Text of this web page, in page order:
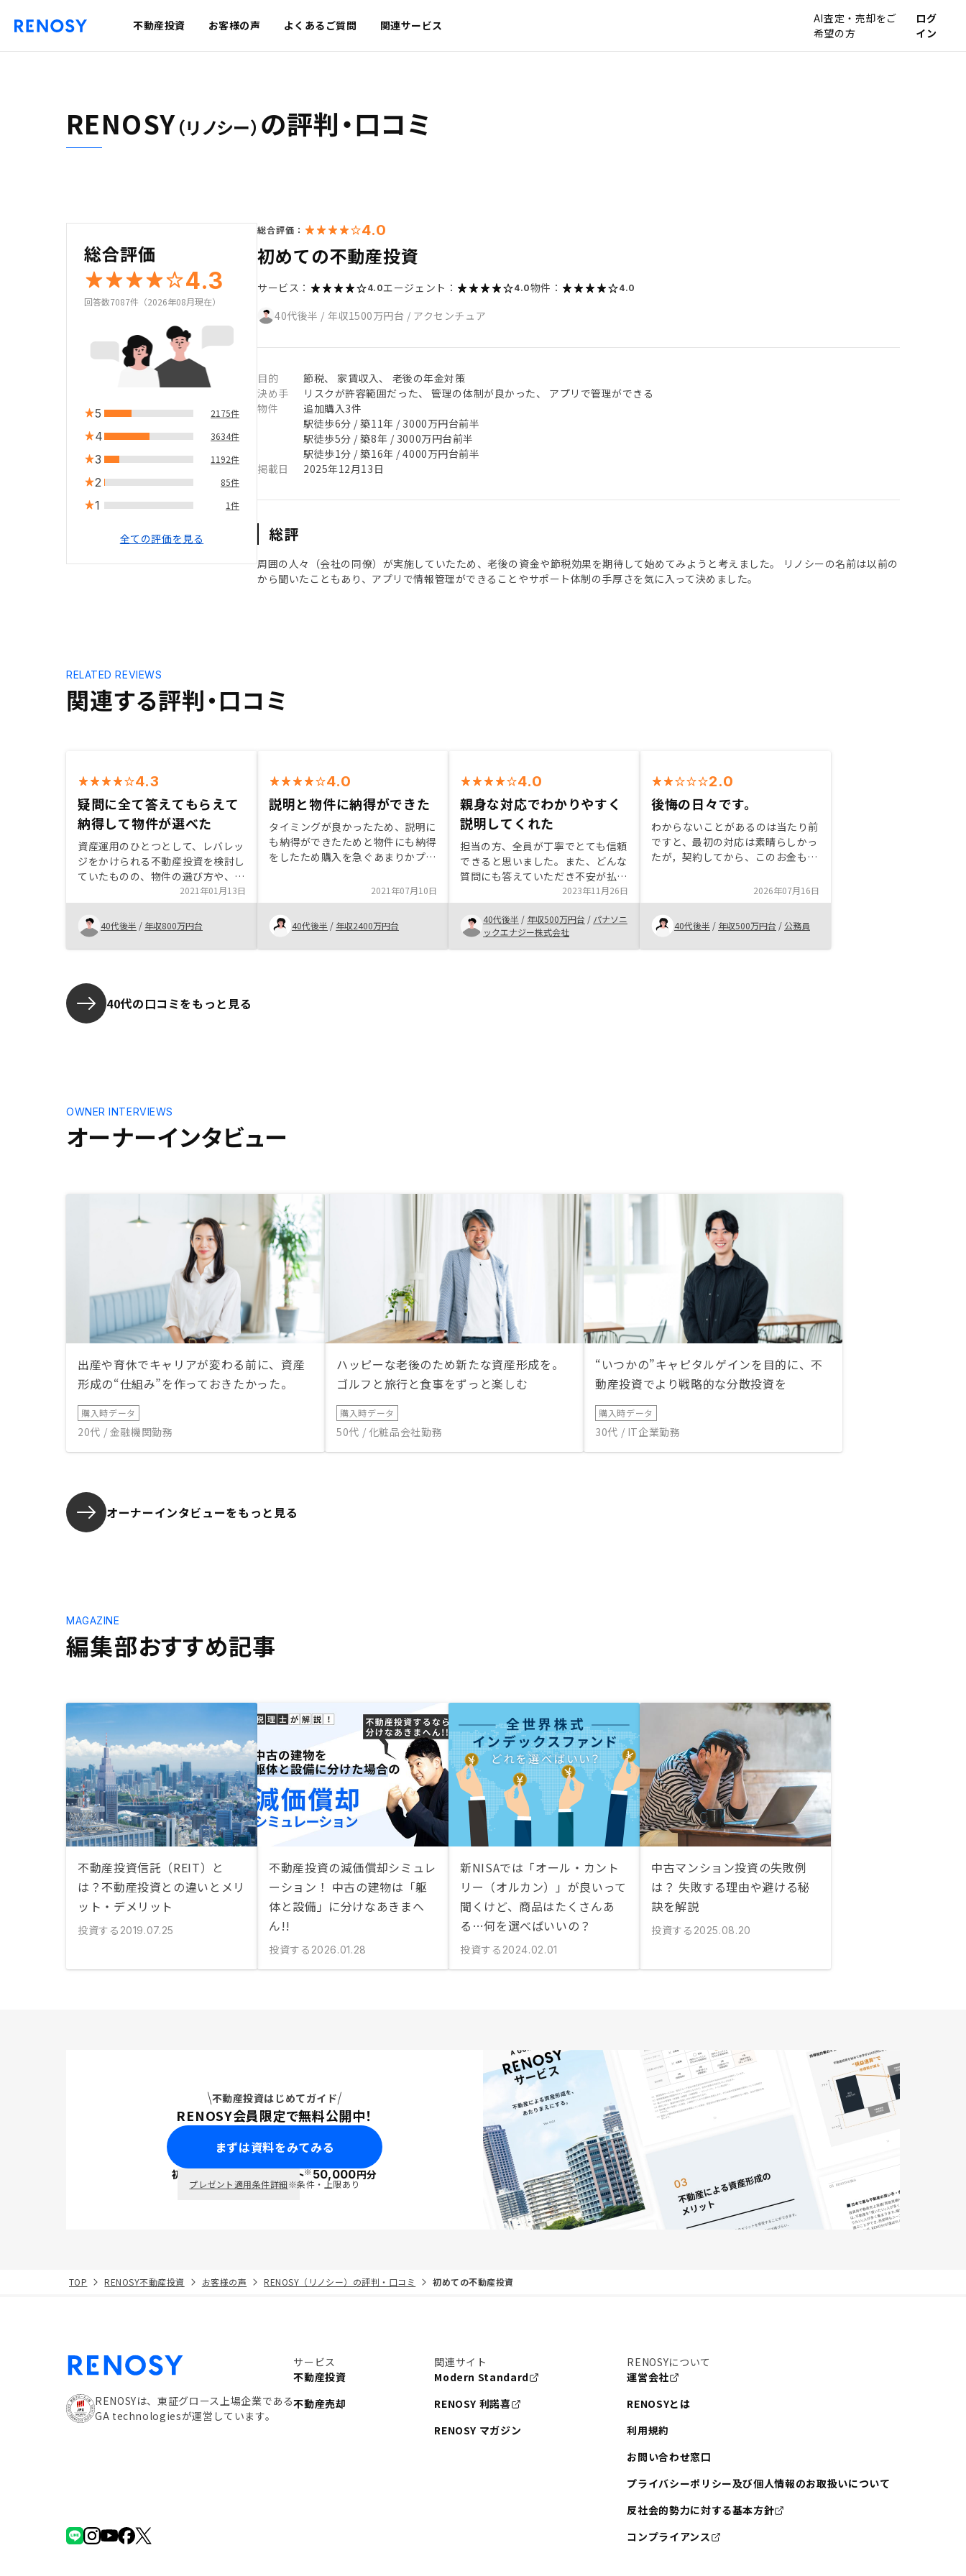
不動産投資 お客様の声 よくあるご質問 関連サービス
AI査定・売却をご
希望の方
ログ
イン
RENOSY（リノシー） の評判・口コミ
総合評価
4.3
回答数7087件（2026年08月現在）
5 2175件
4 3634件
3 1192件
2 85件
1 1件
全ての評価を見る
総合評価： 4.0
初めての不動産投資
サービス： 4.0エージェント： 4.0物件： 4.0
40代後半 / 年収1500万円台 / アクセンチュア
目的
節税、 家賃収入、 老後の年金対策
決め手
リスクが許容範囲だった、 管理の体制が良かった、 アプリで管理ができる
物件
追加購入3件
駅徒歩6分 / 築11年 / 3000万円台前半
駅徒歩5分 / 築8年 / 3000万円台前半
駅徒歩1分 / 築16年 / 4000万円台前半
掲載日
2025年12月13日
総評
周囲の人々（会社の同僚）が実施していたため、老後の資金や節税効果を期待して始めてみようと考えました。 リノシーの名前は以前の
から聞いたこともあり、アプリで情報管理ができることやサポート体制の手厚さを気に入って決めました。
関連する評判・口コミ
RELATED REVIEWS
4.3
疑問に全て答えてもらえて
納得して物件が選べた
資産運用のひとつとして、レバレッ
ジをかけられる不動産投資を検討し
ていたものの、物件の選び方や、管
理、運用に不安があったが、担当の
方が疑問については全て答えて頂い
て、納得行く物件を選ぶことができ
た。 アプリで情報が見れるのも魅
力を感じてます。 投資としての結
のところ満足してます。アプリに購
入した物件情報が出るまで時間がか
かるのと、情報が出る前にアンケー
トが届いたのは少し微妙に感じた。
2021年01月13日
40代後半 / 年収800万円台
4.0
説明と物件に納得ができた
タイミングが良かったため、説明に
も納得ができたためと物件にも納得
をしたため購入を急ぐあまりかプラ
り、契約の場で何度も書き直したこ
とがあったので、思い込みで契約書
を作成せず、事前に細部まで意思確
認をしてほしいと思う。
2021年07月10日
40代後半 / 年収2400万円台
4.0
親身な対応でわかりやすく
説明してくれた
担当の方、全員が丁寧でとても信頼
できると思いました。また、どんな
質問にも答えていただき不安が払拭
できてよかったです。運用後もよい
お付き合いしていきたいと思いま
す。今回は大阪の物件を契約したの
で、次回は東京の物件を契約できれ
ばと思います。
2023年11月26日
40代後半 / 年収500万円台 / パナソニ
ックエナジー株式会社
2.0
後悔の日々です。
わからないことがあるのは当たり前
ですと、最初の対応は素晴らしかっ
たが，契約してから、このお金もこ
かった。その都度『ちゃんと説明し
ました』と言われ続けたが、メモも
していない、文書でももらっていな
い、どこにも記載されていなかっ
た。お金に関しては大切なことなの
2026年07月16日
40代後半 / 年収500万円台 / 公務員
40代の口コミをもっと見る
オーナーインタビュー
OWNER INTERVIEWS
出産や育休でキャリアが変わる前に、資産
形成の“仕組み”を作っておきたかった。
購入時データ
20代 / 金融機関勤務
ハッピーな老後のため新たな資産形成を。
ゴルフと旅行と食事をずっと楽しむ
購入時データ
50代 / 化粧品会社勤務
“いつかの”キャピタルゲインを目的に、不
動産投資でより戦略的な分散投資を
購入時データ
30代 / IT企業勤務
オーナーインタビューをもっと見る
編集部おすすめ記事
MAGAZINE
不動産投資信託（REIT）と
は？不動産投資との違いとメリ
ット・デメリット
投資する 2019.07.25
不動産投資の減価償却シミュレ
ーション！ 中古の建物は「躯
体と設備」に分けなあきまへ
ん!!
投資する 2026.01.28
新NISAでは「オール・カント
リー（オルカン）」が良いって
聞くけど、商品はたくさんあ
る…何を選べばいいの？
投資する 2024.02.01
中古マンション投資の失敗例
は？ 失敗する理由や避ける秘
訣を解説
投資する 2025.08.20
不動産投資はじめてガイド
RENOSY会員限定で無料公開中！
まずは資料をみてみる
初回面談で ポイント※50,000円分
プレゼント適用条件詳細※条件・上限あり
TOP RENOSY不動産投資 お客様の声 RENOSY（リノシー）の評判・口コミ 初めての不動産投資
RENOSYは、東証グロース上場企業である
GA technologiesが運営しています。
サービス
不動産投資
不動産売却
関連サイト
Modern Standard
RENOSY 利諾喜
RENOSY マガジン
RENOSYについて
運営会社
RENOSYとは
利用規約
お問い合わせ窓口
プライバシーポリシー及び個人情報のお取扱いについて
反社会的勢力に対する基本方針
コンプライアンス